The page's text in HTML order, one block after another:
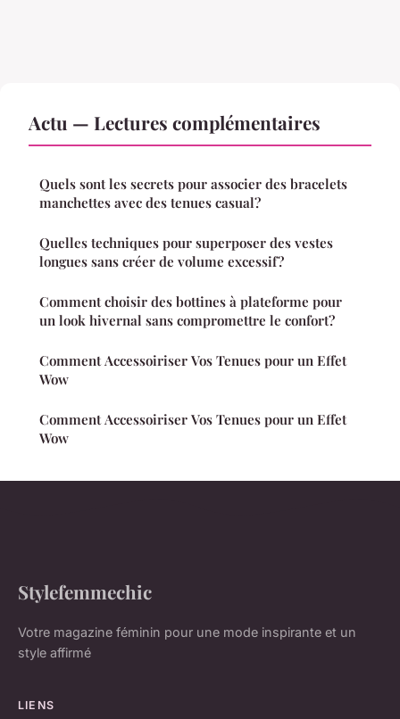
Actu — Lectures complémentaires
Quels sont les secrets pour associer des bracelets
manchettes avec des tenues casual?
Quelles techniques pour superposer des vestes
longues sans créer de volume excessif?
Comment choisir des bottines à plateforme pour
un look hivernal sans compromettre le confort?
Comment Accessoiriser Vos Tenues pour un Effet
Wow
Comment Accessoiriser Vos Tenues pour un Effet
Wow
Stylefemmechic
Votre magazine féminin pour une mode inspirante et un
style affirmé
LIENS